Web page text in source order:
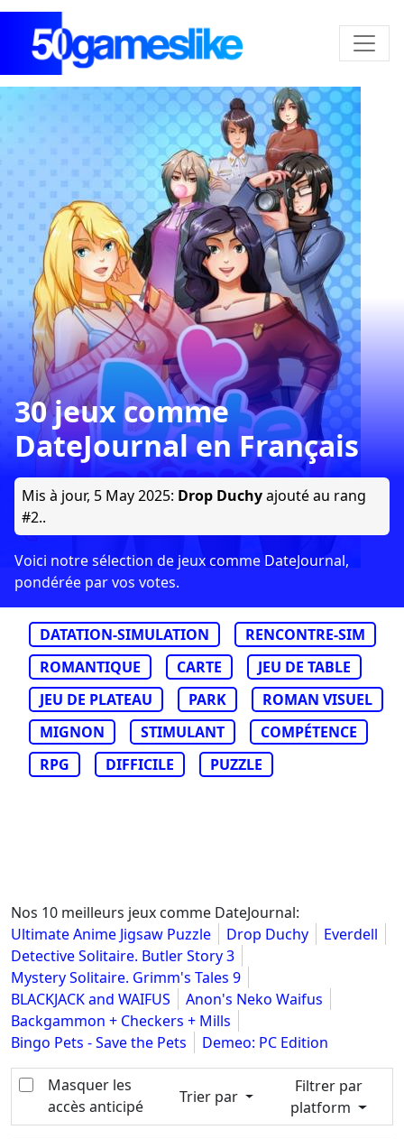
30 jeux comme
DateJournal en Français
Mis à jour, 5 May 2025: Drop Duchyajouté au rang
#2..
Voici notre sélection de jeux comme DateJournal,
pondérée par vos votes.
DATATION-SIMULATION
RENCONTRE-SIM
ROMANTIQUE
CARTE
JEU DE TABLE
JEU DE PLATEAU
PARK
ROMAN VISUEL
MIGNON
STIMULANT
COMPÉTENCE
RPG
DIFFICILE PUZZLE
Nos 10 meilleurs jeux comme DateJournal:
Ultimate Anime Jigsaw Puzzle
Drop Duchy
Everdell
Detective Solitaire. Butler Story 3
Mystery Solitaire. Grimm's Tales 9
BLACKJACK and WAIFUS
Anon's Neko Waifus
Backgammon + Checkers + Mills
Bingo Pets - Save the Pets
Demeo: PC Edition
Masquer les
accès anticipé
Trier par
Filtrer par
platform